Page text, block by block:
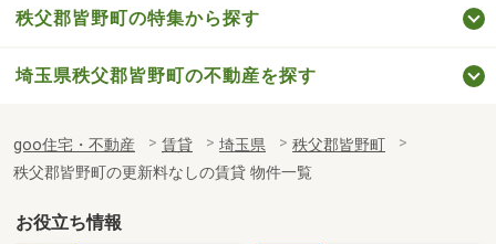
秩父郡皆野町の特集から探す
埼玉県秩父郡皆野町の不動産を探す
goo住宅・不動産 賃貸 埼玉県
秩父郡皆野町
秩父郡皆野町の更新料なしの賃貸 物件一覧
お役立ち情報